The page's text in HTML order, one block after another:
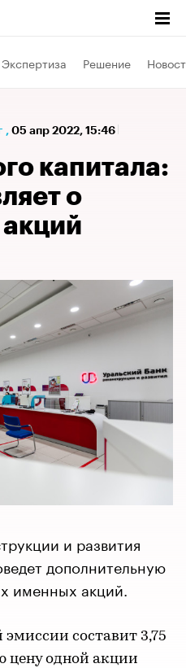
Экспертиза Решение
, 05 апр 2022, 15:46
капитала:
о
и развития
дополнительную
именных акций.
составит 3,75
цену одной акции